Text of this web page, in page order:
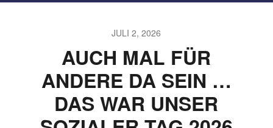
JULI 2, 2026
AUCH MAL FÜR
ANDERE DA SEIN …
DAS WAR UNSER